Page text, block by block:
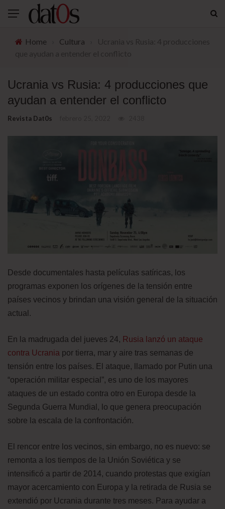
Home Cultura
Ucrania vs Rusia: 4 producciones que
ayudan a entender el conflicto
Revista Dat0s
Desde documentales hasta películas satíricas, los
programas exponen los orígenes de la tensión entre
países vecinos y brindan una visión general de la situación
actual.
En la madrugada del jueves 24, Rusia lanzó un ataque
contra Ucrania por tierra, mar y aire tras semanas de
tensión entre los países. El ataque, llamado por Putin una
“operación militar especial”, es uno de los mayores
ataques de un estado contra otro en Europa desde la
Segunda Guerra Mundial, lo que genera preocupación
sobre la escala de la confrontación.
El rencor entre los vecinos, sin embargo, no es nuevo: se
remonta a los tiempos de la Unión Soviética y se
intensificó a partir de 2014, cuando protestas que exigían
mayor acercamiento con Europa y la retirada de Rusia se
extendió por Ucrania durante tres meses. Para ayudar a